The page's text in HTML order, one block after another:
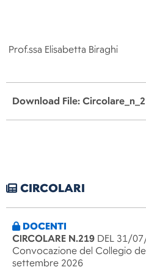
Prof.ssa Elisabetta Biraghi
CIRCOLARI
DOCENTI
CIRCOLARE N.219 DEL 31/
Convocazione del Collegio
settembre 2026